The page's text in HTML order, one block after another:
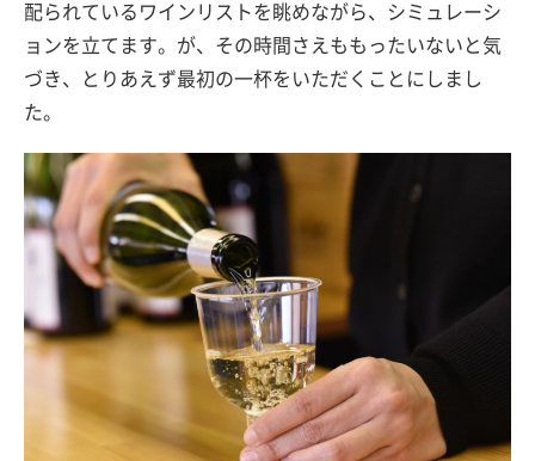
配られているワインリストを眺めながら、シミュレーシ
ョンを立てます。が、その時間さえももったいないと気
づき、とりあえず最初の一杯をいただくことにしまし
た。